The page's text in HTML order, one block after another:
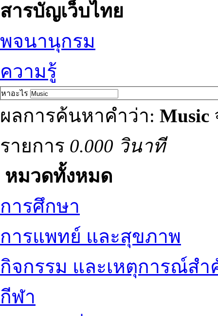
สารบัญเว็บไทย
พจนานุกรม
ความรู้
หาอะไร
ผลการค้นหาคำว่า: Music
รายการ 0.000 วินาที
หมวดทั้งหมด
การศึกษา
การแพทย์ และสุขภาพ
กิจกรรม และเหตุการณ์ส
กีฬา